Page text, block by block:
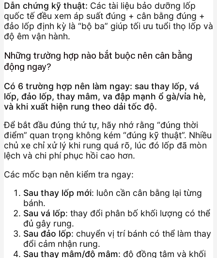
Dẫn chứng kỹ thuật: Các tài liệu bảo dưỡng lốp
quốc tế đều xem áp suất đúng + cân bằng đúng +
đảo lốp định kỳ là “bộ ba” giúp tối ưu tuổi thọ lốp và
độ êm vận hành.
Những trường hợp nào bắt buộc nên cân bằng
động ngay?
Có 6 trường hợp nên làm ngay: sau thay lốp, vá
lốp, đảo lốp, thay mâm, va đập mạnh ổ gà/vỉa hè,
và khi xuất hiện rung theo dải tốc độ.
Để bắt đầu đúng thứ tự, hãy nhớ rằng “đúng thời
điểm” quan trọng không kém “đúng kỹ thuật”. Nhiều
chủ xe chỉ xử lý khi rung quá rõ, lúc đó lốp đã mòn
lệch và chi phí phục hồi cao hơn.
Các mốc bạn nên kiểm tra ngay:
Sau thay lốp mới: luôn cần cân bằng lại từng
bánh.
Sau vá lốp: thay đổi phân bố khối lượng có thể
đủ gây rung.
Sau đảo lốp: chuyển vị trí bánh có thể làm thay
đổi cảm nhận rung.
Sau thay mâm/độ mâm: độ đồng tâm và khối